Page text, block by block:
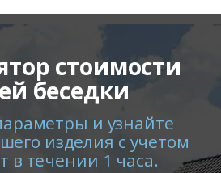
стоимости
беседки
и узнайте
изделия с учетом
в течении 1 часа.